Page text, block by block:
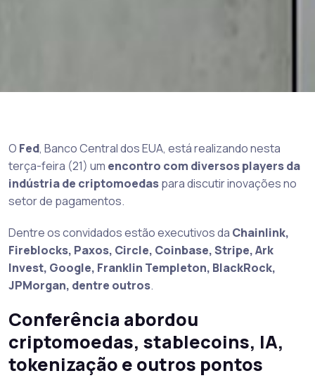
O Fed, Banco Central dos EUA, está realizando nesta
terça-feira (21) um encontro com diversos players da
indústria de criptomoedaspara discutir inovações no
setor de pagamentos.
Dentre os convidados estão executivos da Chainlink,
Fireblocks, Paxos, Circle, Coinbase, Stripe, Ark
Invest, Google, Franklin Templeton, BlackRock,
JPMorgan, dentre outros.
Conferência abordou
criptomoedas, stablecoins, IA,
tokenização e outros pontos